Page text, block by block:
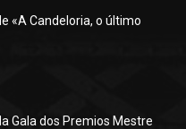
«A Candeloria, o último
Gala dos Premios Mestre